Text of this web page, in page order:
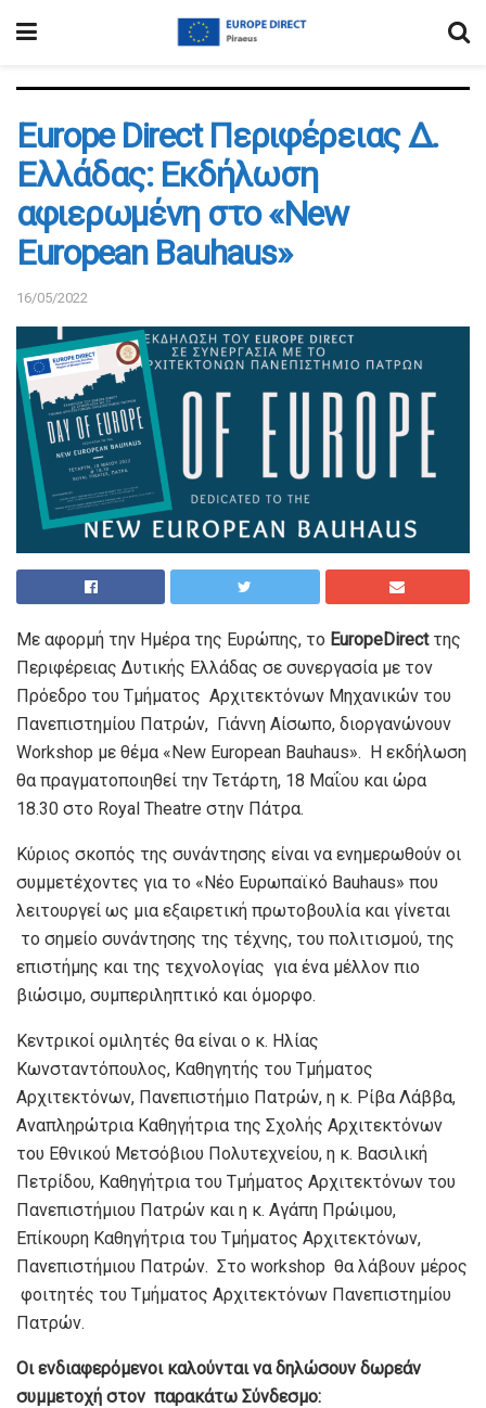
Europe Direct Περιφέρειας Δ.
Ελλάδας: Εκδήλωση
αφιερωμένη στο «New
European Bauhaus»
16/05/2022
Με αφορμή την Ημέρα της Ευρώπης, τo EuropeDirectτης
Περιφέρειας Δυτικής Ελλάδας σε συνεργασία με τον
Πρόεδρο του Τμήματος Αρχιτεκτόνων Μηχανικών του
Πανεπιστημίου Πατρών, Γιάννη Αίσωπο, διοργανώνουν
Workshop με θέμα «New European Bauhaus». Η εκδήλωση
θα πραγματοποιηθεί την Τετάρτη, 18 Μαΐου και ώρα
18.30 στο Royal Theatre στην Πάτρα.
Κύριος σκοπός της συνάντησης είναι να ενημερωθούν οι
συμμετέχοντες για το «Νέο Ευρωπαϊκό Bauhaus» που
λειτουργεί ως μια εξαιρετική πρωτοβουλία και γίνεται
το σημείο συνάντησης της τέχνης, του πολιτισμού, της
επιστήμης και της τεχνολογίας για ένα μέλλον πιο
βιώσιμο, συμπεριληπτικό και όμορφο.
Κεντρικοί ομιλητές θα είναι o κ. Ηλίας
Κωνσταντόπουλος, Καθηγητής του Τμήματος
Αρχιτεκτόνων, Πανεπιστήμιο Πατρών, η κ. Ρίβα Λάββα,
Αναπληρώτρια Καθηγήτρια της Σχολής Αρχιτεκτόνων
του Εθνικού Μετσόβιου Πολυτεχνείου, η κ. Βασιλική
Πετρίδου, Καθηγήτρια του Τμήματος Αρχιτεκτόνων του
Πανεπιστήμιου Πατρών και η κ. Αγάπη Πρώιμου,
Επίκουρη Καθηγήτρια του Τμήματος Αρχιτεκτόνων,
Πανεπιστήμιου Πατρών. Στο workshop θα λάβουν μέρος
φοιτητές του Τμήματος Αρχιτεκτόνων Πανεπιστημίου
Πατρών.
Οι ενδιαφερόμενοι καλούνται να δηλώσουν δωρεάν
συμμετοχή στον παρακάτω Σύνδεσμο: